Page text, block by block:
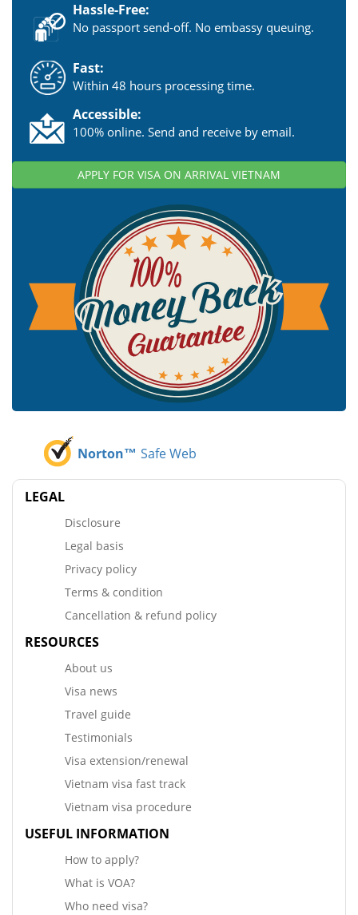
Hassle-Free:
No passport send-off. No embassy queuing.
Fast:
Within 48 hours processing time.
Accessible:
100% online. Send and receive by email.
APPLY FOR VISA ON ARRIVAL VIETNAM
Norton™ Safe Web
LEGAL
Disclosure
Legal basis
Privacy policy
Terms & condition
Cancellation & refund policy
RESOURCES
About us
Visa news
Travel guide
Testimonials
Visa extension/renewal
Vietnam visa fast track
Vietnam visa procedure
USEFUL INFORMATION
How to apply?
What is VOA?
Who need visa?